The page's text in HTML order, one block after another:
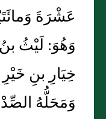
عَشْرَةَ
وَهُوَ: لَيْثُ
خِيَارِ بنِ
وَمَحَلُّهُ الصِّدْقُ.